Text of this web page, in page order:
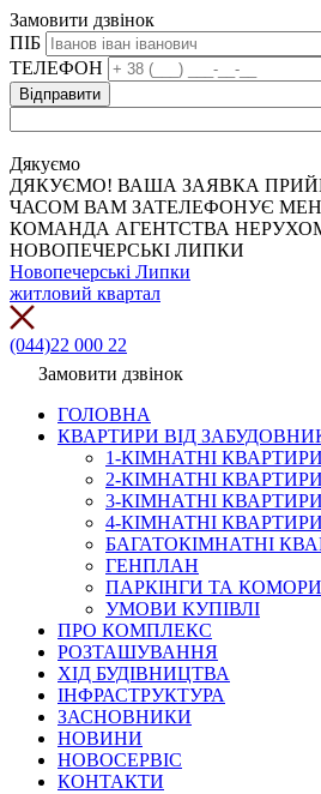
Замовити дзвінок
ПІБ
ТЕЛЕФОН
Дякуємо
ДЯКУЄМО! ВАША ЗАЯВКА
ЧАСОМ ВАМ ЗАТЕЛЕФОНУЄ
КОМАНДА АГЕНТСТВА
НОВОПЕЧЕРСЬКІ ЛИПКИ
Новопечерські Липки
житловий квартал
(044)22 000 22
Замовити дзвінок
ГОЛОВНА
КВАРТИРИ ВІД
1-КІМНАТНІ КВАРТИРИ
2-КІМНАТНІ КВАРТИРИ
3-КІМНАТНІ КВАРТИРИ
4-КІМНАТНІ КВАРТИРИ
БАГАТОКІМНАТНІ
ГЕНПЛАН
ПАРКІНГИ ТА КОМОРИ
УМОВИ КУПІВЛІ
ПРО КОМПЛЕКС
РОЗТАШУВАННЯ
ХІД БУДІВНИЦТВА
ІНФРАСТРУКТУРА
ЗАСНОВНИКИ
НОВИНИ
НОВОСЕРВІС
КОНТАКТИ